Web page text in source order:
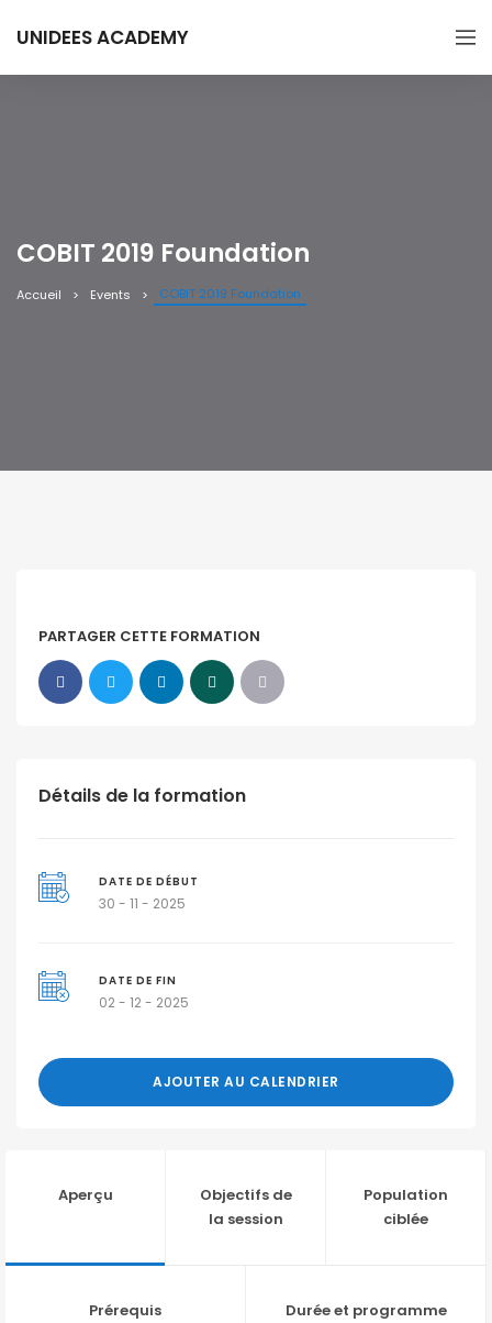
UNIDEES ACADEMY
COBIT 2019 Foundation
Accueil Events COBIT 2019 Foundation
PARTAGER CETTE FORMATION
Détails de la formation
DATE DE DÉBUT
30 - 11 - 2025
DATE DE FIN
02 - 12 - 2025
AJOUTER AU CALENDRIER
Aperçu
Objectifs de
la session
Population
ciblée
Prérequis
Durée et programme